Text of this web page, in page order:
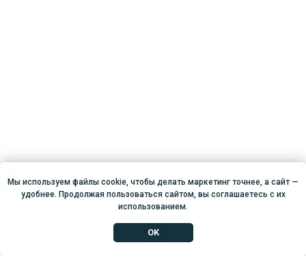
Мы используем файлы cookie, чтобы делать маркетинг точнее, а сайт —
удобнее. Продолжая пользоваться сайтом, вы соглашаетесь с их
использованием.
OK